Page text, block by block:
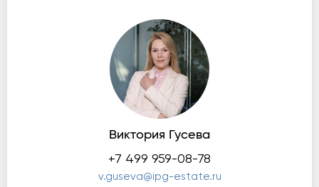
Виктория Гусева
+7 499 959-08-78
v.guseva@ipg-estate.ru